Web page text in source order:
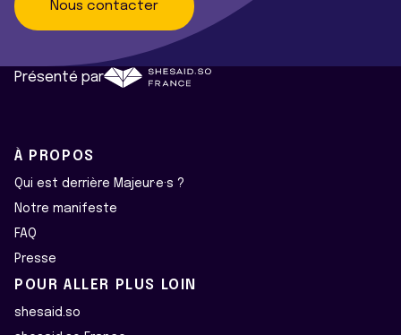
Nous contacter
Présenté par
À PROPOS
Qui est derrière Majeur·e·s ?
Notre manifeste
FAQ
Presse
POUR ALLER PLUS LOIN
shesaid.so